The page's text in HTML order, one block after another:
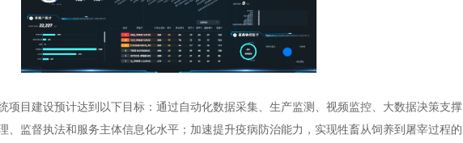
项目建设预计达到以下目标：通过自动化数据采集、生产监测、视频监控、大数据决策支撑
、监督执法和服务主体信息化水平；加速提升疫病防治能力，实现牲畜从饲养到屠宰过程的